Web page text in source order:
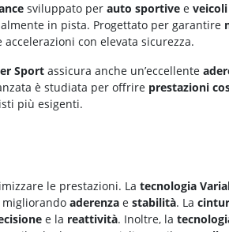
sviluppato per auto sportive e
in pista. Progettato per garantire
con elevata sicurezza.
Sport assicura anche un’eccellente
è studiata per offrire prestazioni
più esigenti.
le prestazioni. La tecnologia
aderenza e stabilità. La
e la reattività. Inoltre, la